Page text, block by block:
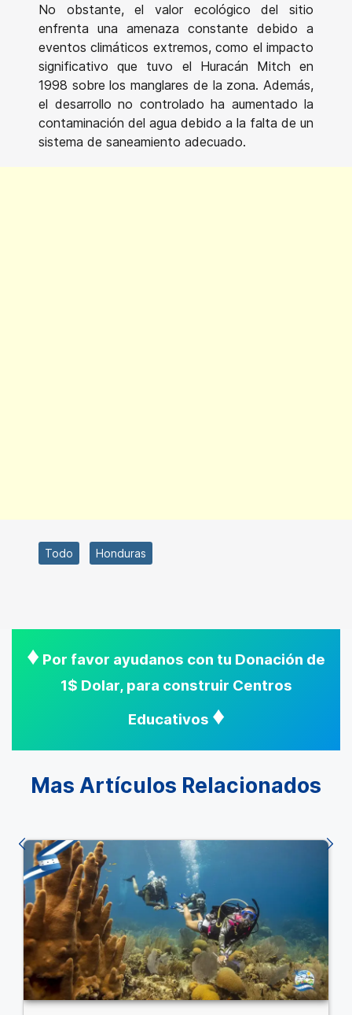
No obstante, el valor ecológico del sitio
enfrenta una amenaza constante debido a
eventos climáticos extremos, como el impacto
significativo que tuvo el Huracán Mitch en
1998 sobre los manglares de la zona. Además,
el desarrollo no controlado ha aumentado la
contaminación del agua debido a la falta de un
sistema de saneamiento adecuado.
Todo Honduras
♦ Por favor ayudanos con tu Donación de
1$ Dolar, para construir Centros
Educativos ♦
Mas Artículos Relacionados